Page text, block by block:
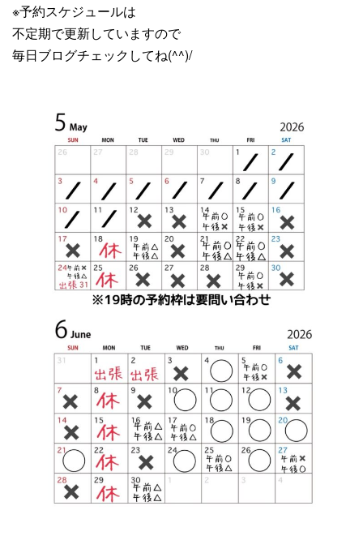
※予約スケジュールは
不定期で更新していますので
毎日ブログチェックしてね(^^)/